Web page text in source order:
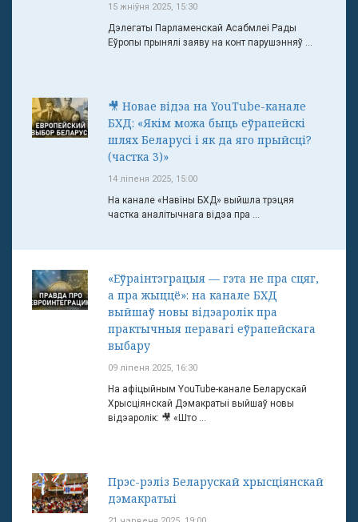
15 жніўня 2025, 15:30
Дэлегаты Парламенскай Асабмлеі Рады
Еўропы прынялі заяву на конт парушэнняў ...
🎥 Новае відэа на YouTube-канале
БХД: «Якім можа быць еўрапейскі
шлях Беларусі і як да яго прыйсці?
(частка 3)»
14 ліпеня 2025, 15:00
На канале «Навіны БХД» выйшла трэцяя
частка аналітычнага відэа пра ...
«Еўраінтэграцыя — гэта не пра сцяг,
а пра жыццё»: на канале БХД
выйшаў новы відэаролік пра
практычныя перавагі еўрапейскага
выбару
09 ліпеня 2025, 16:30
На афіцыйным YouTube-канале Беларускай
Хрысціянскай Дэмакратыі выйшаў новы
відэаролік: 🎥 «Што ...
Прэс-рэліз Беларускай хрысціянскай
дэмакратыі